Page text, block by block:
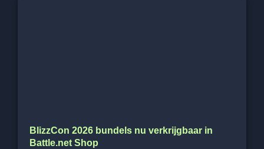
BlizzCon 2026 bundels nu verkrijgbaar in
Battle.net Shop